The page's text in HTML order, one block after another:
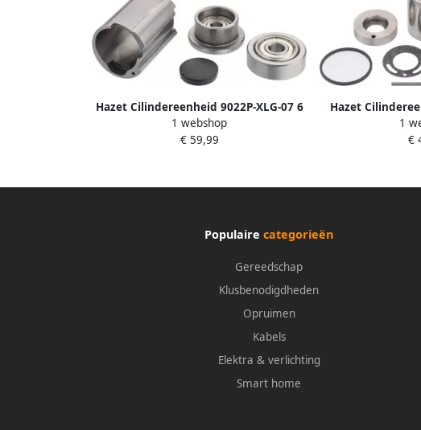
Hazet Cilindereenheid 9022P-XLG-07 6
1 webshop
€ 59,99
Hazet
1
€
Populaire categorieën
Gereedschap
Klusbenodigdheden
Opruimen
Kabels
Elektra & verlichting
Smart home